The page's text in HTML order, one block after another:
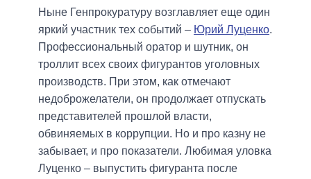
Ныне Генпрокуратуру возглавляет еще один
яркий участник тех событий – Юрий Луценко.
Профессиональный оратор и шутник, он
троллит всех своих фигурантов уголовных
производств. При этом, как отмечают
недоброжелатели, он продолжает отпускать
представителей прошлой власти,
обвиняемых в коррупции. Но и про казну не
забывает, и про показатели. Любимая уловка
Луценко – выпустить фигуранта после